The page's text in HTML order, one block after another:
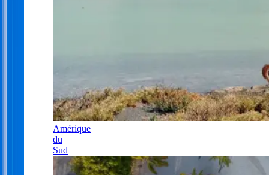
Amérique
du
Sud